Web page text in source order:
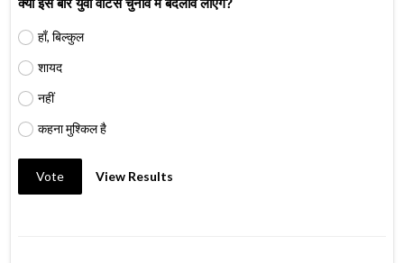
हाँ, बिल्कुल
शायद
नहीं
कहना मुश्किल है
Vote View Results